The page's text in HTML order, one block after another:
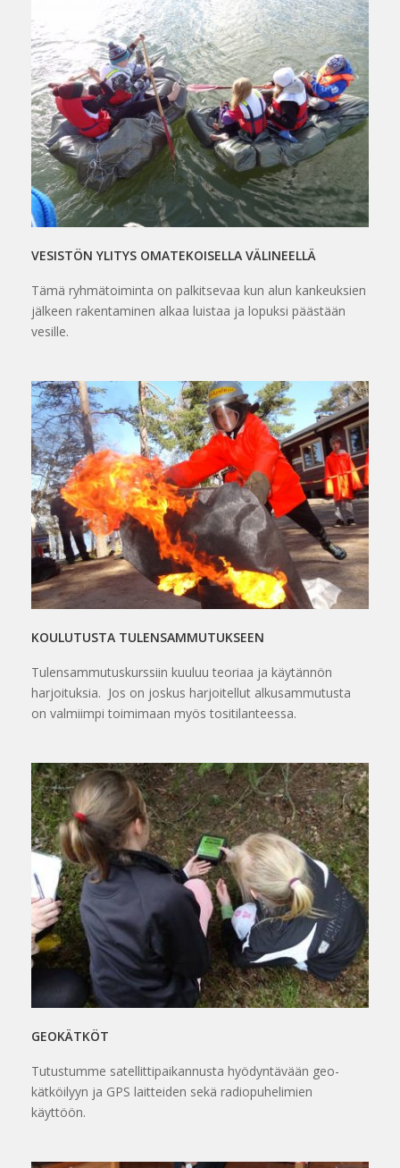
VESISTÖN YLITYS OMATEKOISELLA VÄLINEELLÄ
Tämä ryhmätoiminta on palkitsevaa kun alun kankeuksien
jälkeen rakentaminen alkaa luistaa ja lopuksi päästään
vesille.
KOULUTUSTA TULENSAMMUTUKSEEN
Tulensammutuskurssiin kuuluu teoriaa ja käytännön
harjoituksia. Jos on joskus harjoitellut alkusammutusta
on valmiimpi toimimaan myös tositilanteessa.
GEOKÄTKÖT
Tutustumme satellittipaikannusta hyödyntävään geo-
kätköilyyn ja GPS laitteiden sekä radiopuhelimien
käyttöön.